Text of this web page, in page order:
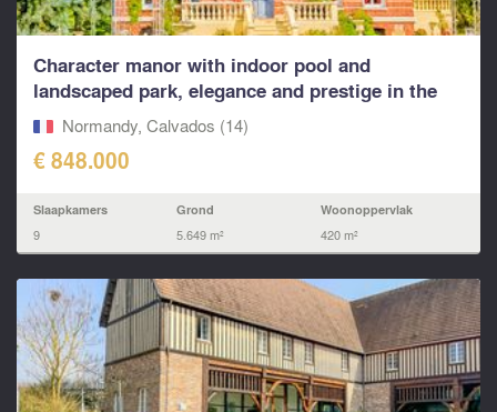
Character manor with indoor pool and
landscaped park, elegance and prestige in the
heart of...
Normandy, Calvados (14)
€ 848.000
Slaapkamers
9
Grond
5.649 m²
Woonoppervlak
420 m²